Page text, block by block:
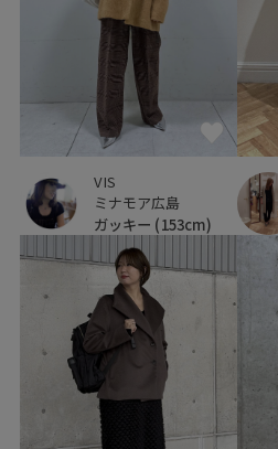
VIS
ミナモア広島
ガッキー (153cm)